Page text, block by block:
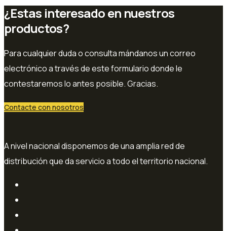
¿Estas interesado en nuestros
productos?
Para cualquier duda o consulta mándanos un correo
electrónico a través de este formulario donde le
contestaremos lo antes posible. Gracias.
Contacte con nosotros
A nivel nacional disponemos de una amplia red de
distribución que da servicio a todo el territorio nacional.